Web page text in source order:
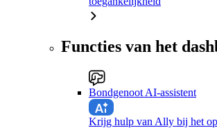
Functies van het
Bondgenoot AI-assistent
Krijg hulp van Ally bij het